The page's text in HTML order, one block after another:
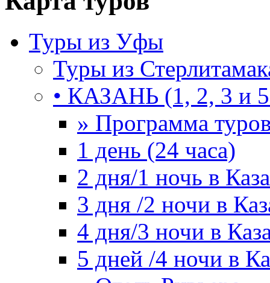
Туры из Уфы
Туры из
• КАЗАНЬ (1, 2, 3 и
» Программа
1 день (24 часа)
2 дня/1 ночь в
3 дня /2 ночи в
4 дня/3 ночи в
5 дней /4 ночи в